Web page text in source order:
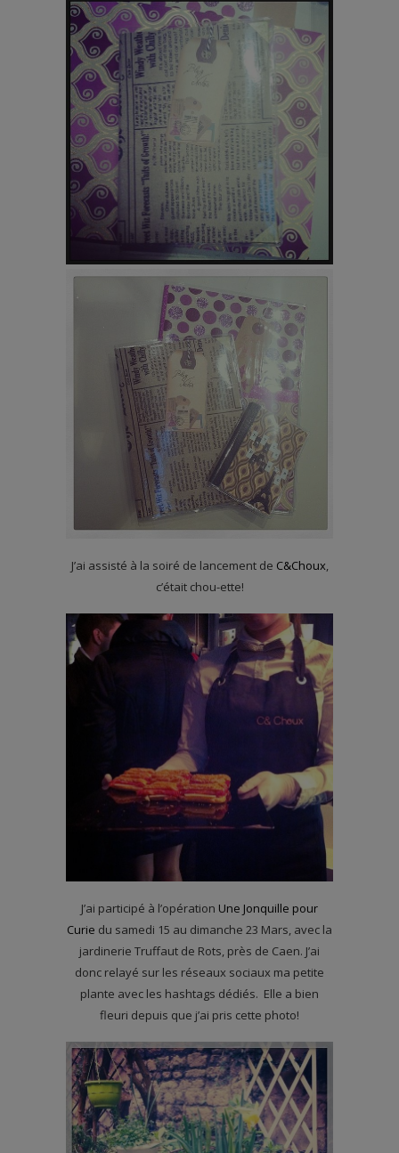
J’ai assisté à la soiré de lancement de C&Choux,
c’était chou-ette!
J’ai participé à l’opération Une Jonquille pour
Curie du samedi 15 au dimanche 23 Mars, avec la
jardinerie Truffaut de Rots, près de Caen. J’ai
donc relayé sur les réseaux sociaux ma petite
plante avec les hashtags dédiés. Elle a bien
fleuri depuis que j’ai pris cette photo!